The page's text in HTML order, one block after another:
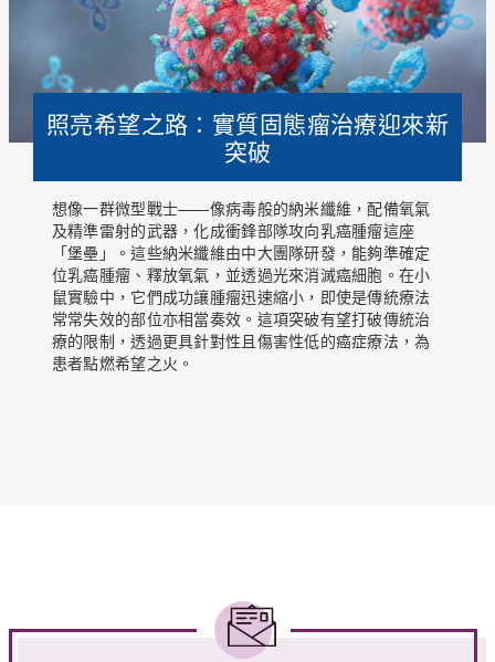
照亮希望之路：實質固態瘤治療迎來新
突破
想像一群微型戰士——像病毒般的納米纖維，配備氧氣
及精準雷射的武器，化成衝鋒部隊攻向乳癌腫瘤這座
「堡壘」。這些納米纖維由中大團隊研發，能夠準確定
位乳癌腫瘤、釋放氧氣，並透過光來消滅癌細胞。在小
鼠實驗中，它們成功讓腫瘤迅速縮小，即使是傳統療法
常常失效的部位亦相當奏效。這項突破有望打破傳統治
療的限制，透過更具針對性且傷害性低的癌症療法，為
患者點燃希望之火。